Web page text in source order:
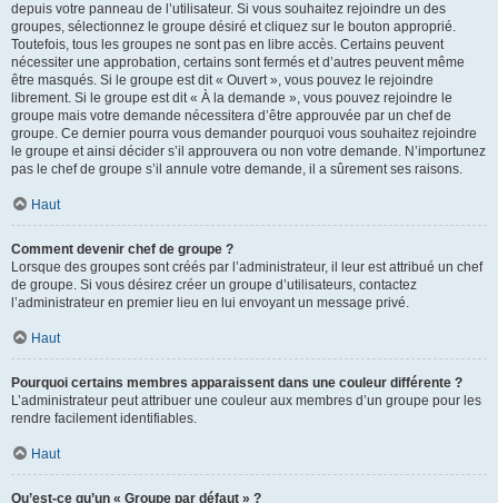
depuis votre panneau de l’utilisateur. Si vous souhaitez rejoindre un des
groupes, sélectionnez le groupe désiré et cliquez sur le bouton approprié.
Toutefois, tous les groupes ne sont pas en libre accès. Certains peuvent
nécessiter une approbation, certains sont fermés et d’autres peuvent même
être masqués. Si le groupe est dit « Ouvert », vous pouvez le rejoindre
librement. Si le groupe est dit « À la demande », vous pouvez rejoindre le
groupe mais votre demande nécessitera d’être approuvée par un chef de
groupe. Ce dernier pourra vous demander pourquoi vous souhaitez rejoindre
le groupe et ainsi décider s’il approuvera ou non votre demande. N’importunez
pas le chef de groupe s’il annule votre demande, il a sûrement ses raisons.
Haut
Comment devenir chef de groupe ?
Lorsque des groupes sont créés par l’administrateur, il leur est attribué un chef
de groupe. Si vous désirez créer un groupe d’utilisateurs, contactez
l’administrateur en premier lieu en lui envoyant un message privé.
Haut
Pourquoi certains membres apparaissent dans une couleur différente ?
L’administrateur peut attribuer une couleur aux membres d’un groupe pour les
rendre facilement identifiables.
Haut
Qu’est-ce qu’un « Groupe par défaut » ?